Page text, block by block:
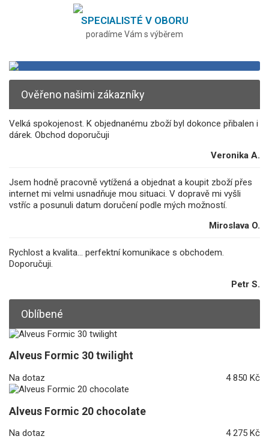
SPECIALISTÉ V OBORU
poradíme Vám s výběrem
Ověřeno našimi zákazníky
Velká spokojenost. K objednanému zboží byl dokonce přibalen i
dárek. Obchod doporučuji
Veronika A.
Jsem hodně pracovně vytížená a objednat a koupit zboží přes
internet mi velmi usnadňuje mou situaci. V dopravě mi vyšli
vstříc a posunuli datum doručení podle mých možností.
Miroslava O.
Rychlost a kvalita... perfektní komunikace s obchodem.
Doporučuji.
Petr S.
Oblíbené
Alveus Formic 30 twilight
Na dotaz 4 850 Kč
Alveus Formic 20 chocolate
Na dotaz 4 275 Kč